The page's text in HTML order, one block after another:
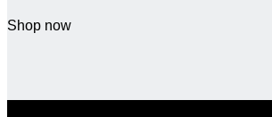
Shop now